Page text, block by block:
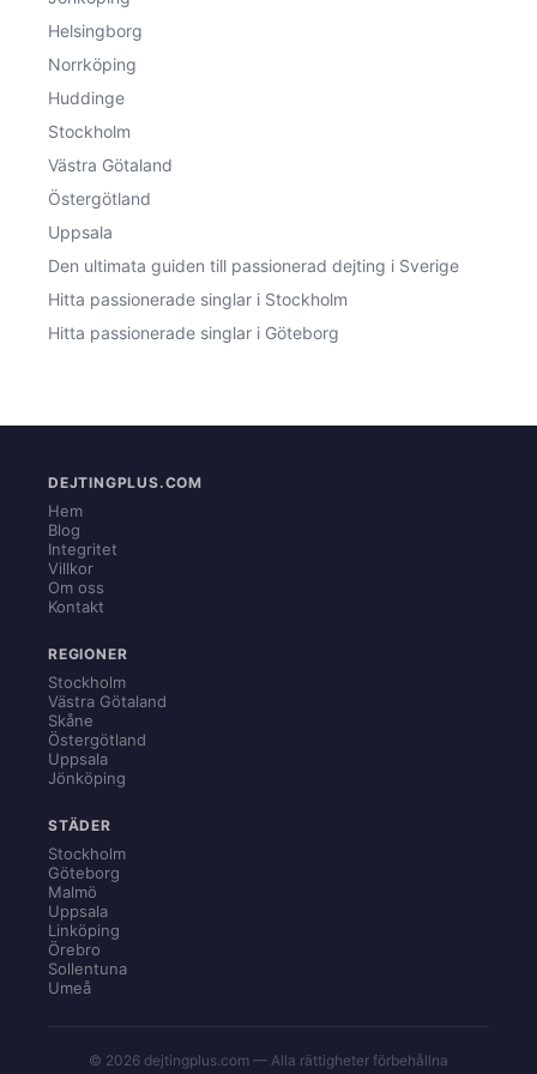
Helsingborg
Norrköping
Huddinge
Stockholm
Västra Götaland
Östergötland
Uppsala
Den ultimata guiden till passionerad dejting i Sverige
Hitta passionerade singlar i Stockholm
Hitta passionerade singlar i Göteborg
DEJTINGPLUS.COM
Hem
Blog
Integritet
Villkor
Om oss
Kontakt
REGIONER
Stockholm
Västra Götaland
Skåne
Östergötland
Uppsala
Jönköping
STÄDER
Stockholm
Göteborg
Malmö
Uppsala
Linköping
Örebro
Sollentuna
Umeå
© 2026 dejtingplus.com — Alla rättigheter förbehållna